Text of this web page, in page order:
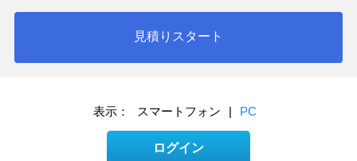
見積りスタート
表示： スマートフォン | PC
ログイン